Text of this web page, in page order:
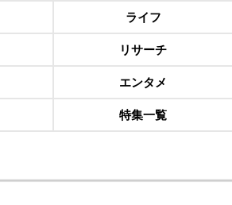
ライフ
リサーチ
エンタメ
特集一覧